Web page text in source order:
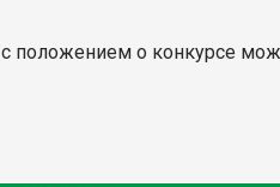
положением о конкурсе